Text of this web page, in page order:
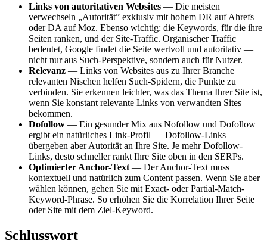
Links von autoritativen Websites — Die meisten
verwechseln „Autorität” exklusiv mit hohem DR auf Ahrefs
oder DA auf Moz. Ebenso wichtig: die Keywords, für die ihre
Seiten ranken, und der Site-Traffic. Organischer Traffic
bedeutet, Google findet die Seite wertvoll und autoritativ —
nicht nur aus Such-Perspektive, sondern auch für Nutzer.
Relevanz — Links von Websites aus zu Ihrer Branche
relevanten Nischen helfen Such-Spidern, die Punkte zu
verbinden. Sie erkennen leichter, was das Thema Ihrer Site ist,
wenn Sie konstant relevante Links von verwandten Sites
bekommen.
Dofollow — Ein gesunder Mix aus Nofollow und Dofollow
ergibt ein natürliches Link-Profil — Dofollow-Links
übergeben aber Autorität an Ihre Site. Je mehr Dofollow-
Links, desto schneller rankt Ihre Site oben in den SERPs.
Optimierter Anchor-Text — Der Anchor-Text muss
kontextuell und natürlich zum Content passen. Wenn Sie aber
wählen können, gehen Sie mit Exact- oder Partial-Match-
Keyword-Phrase. So erhöhen Sie die Korrelation Ihrer Seite
oder Site mit dem Ziel-Keyword.
Schlusswort